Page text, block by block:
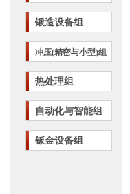
锻造设备组
冲压(精密与小型)组
热处理组
自动化与智能组
钣金设备组